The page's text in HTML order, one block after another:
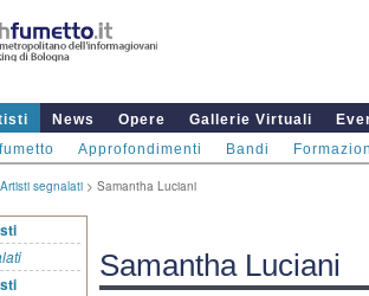
News Opere Gallerie Virtuali
Approfondimenti Bandi
Artisti segnalati > Samantha Luciani
Samantha Luciani